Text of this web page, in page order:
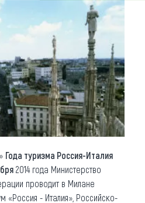
Года туризма Россия-Италия
2014 года Министерство
проводит в Милане
«Россия - Италия», Российско-